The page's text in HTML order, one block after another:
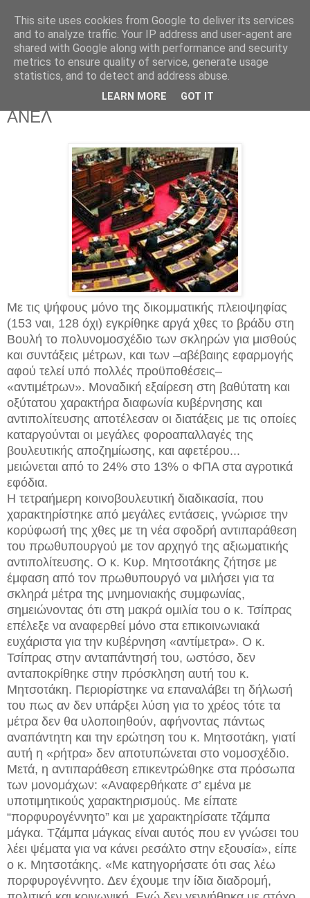
Παρασκευή 19 Μαΐου 2017
Νέο μνημόνιο με τις ψήφους ΣΥΡΙΖΑ -
ΑΝΕΛ
Με τις ψήφους μόνο της δικομματικής πλειοψηφίας
(153 ναι, 128 όχι) εγκρίθηκε αργά χθες το βράδυ στη
Βουλή το πολυνομοσχέδιο των σκληρών για μισθούς
και συντάξεις μέτρων, και των –αβέβαιης εφαρμογής
αφού τελεί υπό πολλές προϋποθέσεις–
«αντιμέτρων». Μοναδική εξαίρεση στη βαθύτατη και
οξύτατου χαρακτήρα διαφωνία κυβέρνησης και
αντιπολίτευσης αποτέλεσαν οι διατάξεις με τις οποίες
καταργούνται οι μεγάλες φοροαπαλλαγές της
βουλευτικής αποζημίωσης, και αφετέρου...
μειώνεται από το 24% στο 13% ο ΦΠΑ στα αγροτικά
εφόδια.
Η τετραήμερη κοινοβουλευτική διαδικασία, που
χαρακτηρίστηκε από μεγάλες εντάσεις, γνώρισε την
κορύφωσή της χθες με τη νέα σφοδρή αντιπαράθεση
του πρωθυπουργού με τον αρχηγό της αξιωματικής
αντιπολίτευσης. Ο κ. Κυρ. Μητσοτάκης ζήτησε με
έμφαση από τον πρωθυπουργό να μιλήσει για τα
σκληρά μέτρα της μνημονιακής συμφωνίας,
σημειώνοντας ότι στη μακρά ομιλία του ο κ. Τσίπρας
επέλεξε να αναφερθεί μόνο στα επικοινωνιακά
ευχάριστα για την κυβέρνηση «αντίμετρα». Ο κ.
Τσίπρας στην ανταπάντησή του, ωστόσο, δεν
ανταποκρίθηκε στην πρόσκληση αυτή του κ.
Μητσοτάκη. Περιορίστηκε να επαναλάβει τη δήλωσή
του πως αν δεν υπάρξει λύση για το χρέος τότε τα
μέτρα δεν θα υλοποιηθούν, αφήνοντας πάντως
αναπάντητη και την ερώτηση του κ. Μητσοτάκη, γιατί
αυτή η «ρήτρα» δεν αποτυπώνεται στο νομοσχέδιο.
Μετά, η αντιπαράθεση επικεντρώθηκε στα πρόσωπα
των μονομάχων: «Αναφερθήκατε σ’ εμένα με
υποτιμητικούς χαρακτηρισμούς. Με είπατε
“πορφυρογέννητο” και με χαρακτηρίσατε τζάμπα
μάγκα. Τζάμπα μάγκας είναι αυτός που εν γνώσει του
λέει ψέματα για να κάνει ρεσάλτο στην εξουσία», είπε
ο κ. Μητσοτάκης. «Με κατηγορήσατε ότι σας λέω
πορφυρογέννητο. Δεν έχουμε την ίδια διαδρομή,
This site uses cookies from Google to deliver its services
and to analyze traffic. Your IP address and user-agent are
shared with Google along with performance and security
metrics to ensure quality of service, generate usage
statistics, and to detect and address abuse.
LEARN MORE GOT IT